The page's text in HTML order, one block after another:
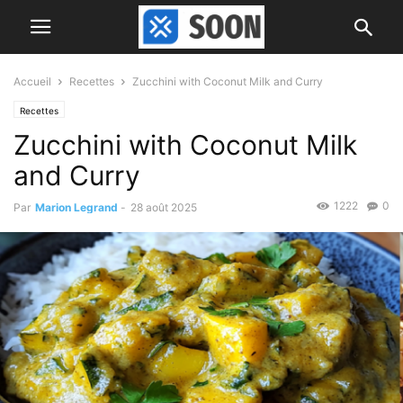
Accueil Recettes Zucchini with Coconut Milk and Curry
Recettes
Zucchini with Coconut Milk
and Curry
Par Marion Legrand - 28 août 2025 0
1222